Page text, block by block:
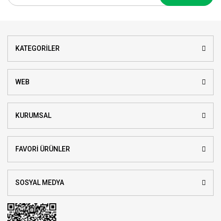
KATEGORİLER
WEB
KURUMSAL
FAVORİ ÜRÜNLER
SOSYAL MEDYA